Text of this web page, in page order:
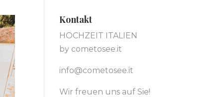
Kontakt
HOCHZEIT ITALIEN
by cometosee.it
info@cometosee.it
Wir freuen uns auf Sie!